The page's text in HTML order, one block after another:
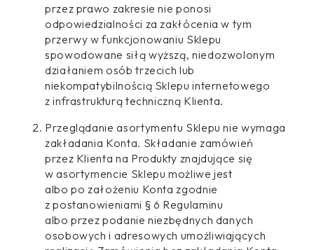
przez prawo zakresie nie ponosi
odpowiedzialności za zakłócenia w tym
przerwy w funkcjonowaniu Sklepu
spowodowane siłą wyższą, niedozwolonym
działaniem osób trzecich lub
niekompatybilnością Sklepu internetowego
z infrastrukturą techniczną Klienta.
Przeglądanie asortymentu Sklepu nie wymaga
zakładania Konta. Składanie zamówień
przez Klienta na Produkty znajdujące się
w asortymencie Sklepu możliwe jest
albo po założeniu Konta zgodnie
z postanowieniami § 6 Regulaminu
albo przez podanie niezbędnych danych
osobowych i adresowych umożliwiających